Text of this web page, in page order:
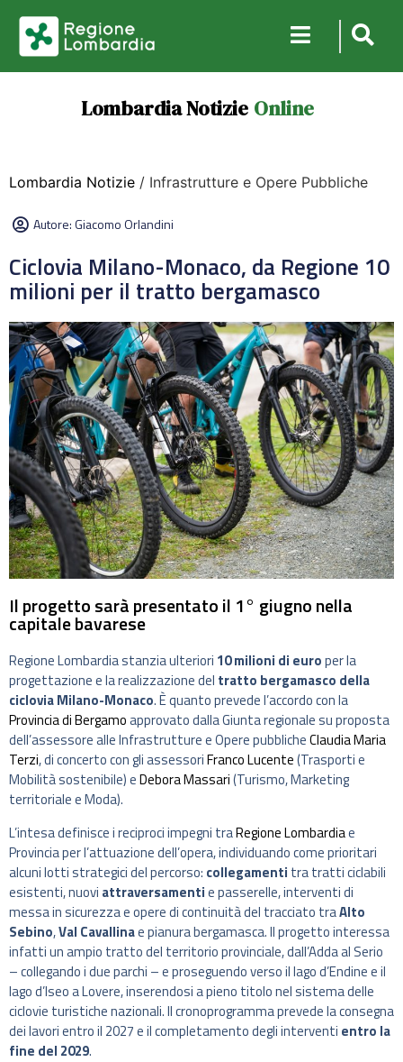
Lombardia Notizie Online
Lombardia Notizie / Infrastrutture e Opere Pubbliche
Autore:Giacomo Orlandini
Ciclovia Milano-Monaco, da Regione 10
milioni per il tratto bergamasco
Il progetto sarà presentato il 1° giugno nella
capitale bavarese
Regione Lombardia stanzia ulteriori 10 milioni di europer la
progettazione e la realizzazione del tratto bergamasco della
ciclovia Milano-Monaco. È quanto prevede l’accordo con la
Provincia di Bergamoapprovato dalla Giunta regionale su proposta
dell’assessore alle Infrastrutture e Opere pubblicheClaudia Maria
Terzi, di concerto con gli assessoriFranco Lucente(Trasporti e
Mobilità sostenibile) eDebora Massari(Turismo, Marketing
territoriale e Moda).
L’intesa definisce i reciproci impegni traRegione Lombardiae
Provincia per l’attuazione dell’opera, individuando come prioritari
alcuni lotti strategici del percorso: collegamenti tra tratti ciclabili
esistenti, nuovi attraversamentie passerelle, interventi di
messa in sicurezza e opere di continuità del tracciato traAlto
Sebino,Val Cavallinae pianura bergamasca. Il progetto interessa
infatti un ampio tratto del territorio provinciale, dall’Adda al Serio
– collegando i due parchi – e proseguendo verso il lago d’Endine e il
lago d’Iseo a Lovere, inserendosi a pieno titolo nel sistema delle
ciclovie turistiche nazionali. Il cronoprogramma prevede la consegna
dei lavori entro il 2027 e il completamento degli interventi entro la
fine del 2029.